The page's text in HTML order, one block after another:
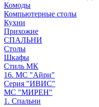
Комоды
Компьютерные столы
Кухни
Прихожие
СПАЛЬНИ
Столы
Шкафы
Стиль МК
16. МС "Айри"
Серия "ИВИС"
МС "МИРЕН"
1. Спальни